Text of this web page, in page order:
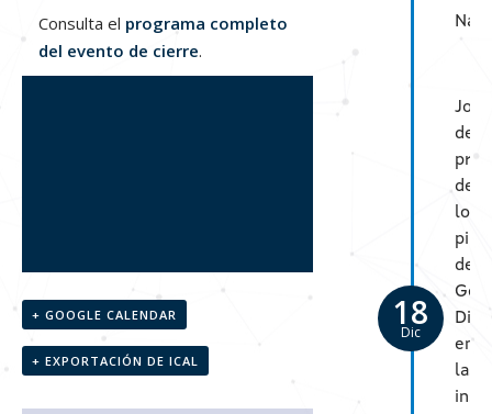
Consulta el programa completo
del evento de cierre.
+ GOOGLE CALENDAR
+ EXPORTACIÓN DE ICAL
18
Dic
de
de
los
de
en
las